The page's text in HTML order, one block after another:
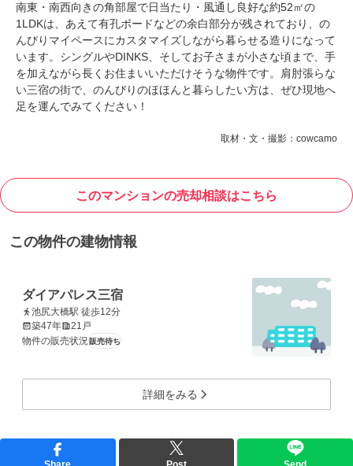
南東・南西向きの角部屋で日当たり・風通し良好な約52㎡の
1LDKは、あえて有孔ボードなどの余白部分が残されており、の
んびりマイペースにカスタマイズしながら暮らせる造りになって
います。シングルやDINKS、そしてお子さまが小さな頃まで、手
を加えながら長くお住まいいただけそうな物件です。肩肘張らな
い三宿の街で、のんびりのほほんと暮らしたい方は、ぜひ現地へ
足を運んでみてください！
取材・文・撮影：cowcamo
このマンションの売却相談はこちら
この物件の建物情報
ダイアパレス三宿
池尻大橋駅 徒歩12分
築47年
21戸
物件の販売状況販売待ち
詳細をみる